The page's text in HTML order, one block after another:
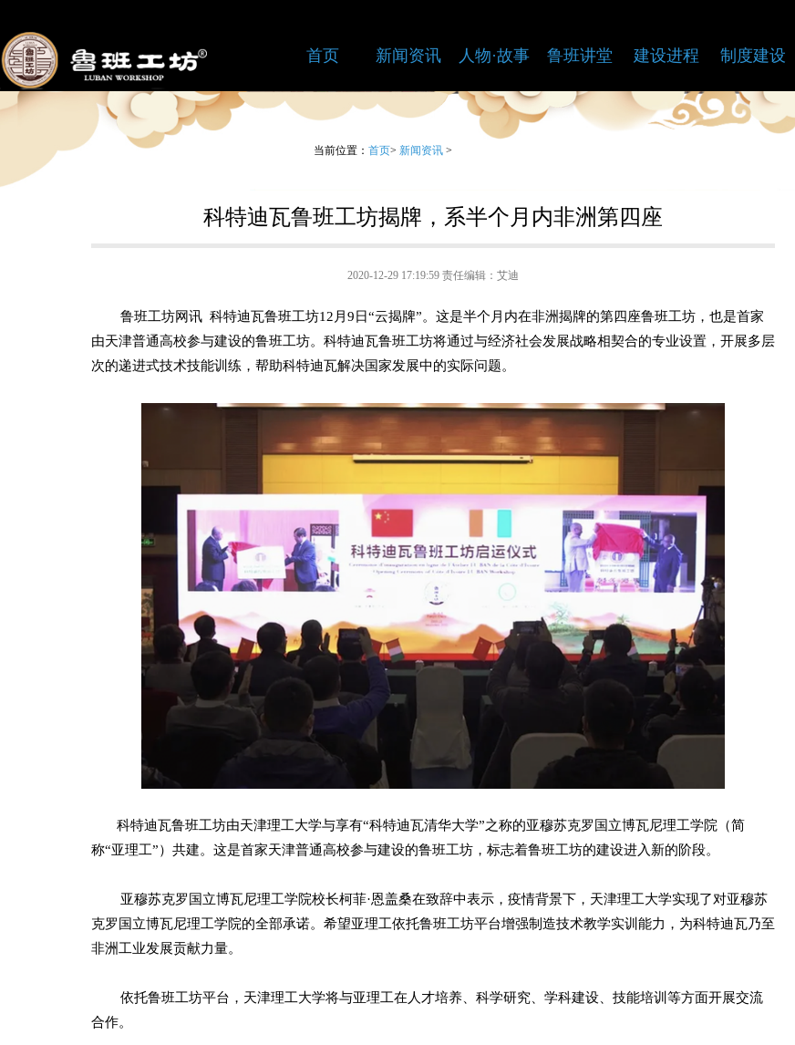
首页 新闻资讯 人物·故事 鲁班讲堂 建设进程 制度建设
当前位置： 首页> 新闻资讯 >
科特迪瓦鲁班工坊揭牌，系半个月内非洲第四座
2020-12-29 17:19:59 责任编辑：艾迪
鲁班工坊网讯 科特迪瓦鲁班工坊12月9日“云揭牌”。这是半个月内在非洲揭牌的第四座鲁班工坊，也是首家
由天津普通高校参与建设的鲁班工坊。科特迪瓦鲁班工坊将通过与经济社会发展战略相契合的专业设置，开展多层
次的递进式技术技能训练，帮助科特迪瓦解决国家发展中的实际问题。
科特迪瓦鲁班工坊由天津理工大学与享有“科特迪瓦清华大学”之称的亚穆苏克罗国立博瓦尼理工学院（简
称“亚理工”）共建。这是首家天津普通高校参与建设的鲁班工坊，标志着鲁班工坊的建设进入新的阶段。
亚穆苏克罗国立博瓦尼理工学院校长柯菲·恩盖桑在致辞中表示，疫情背景下，天津理工大学实现了对亚穆苏
克罗国立博瓦尼理工学院的全部承诺。希望亚理工依托鲁班工坊平台增强制造技术教学实训能力，为科特迪瓦乃至
非洲工业发展贡献力量。
依托鲁班工坊平台，天津理工大学将与亚理工在人才培养、科学研究、学科建设、技能培训等方面开展交流
合作。